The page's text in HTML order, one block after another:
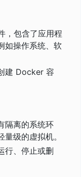
，包含了应用程
如操作系统、软
建 Docker 容
隔离的系统环
级的虚拟机。
行、停止或删